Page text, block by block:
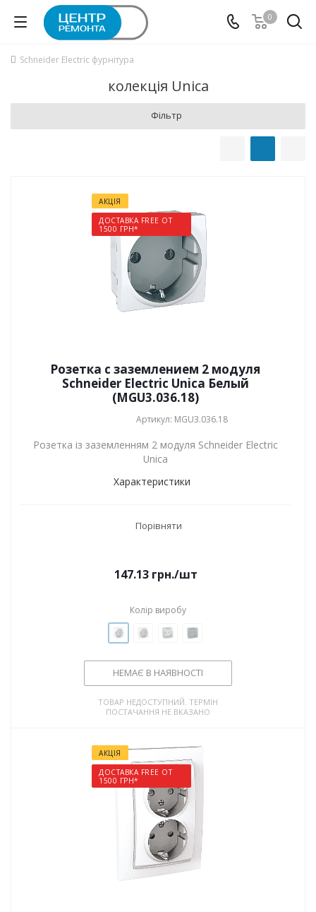
0
Schneider Electric фурнітура
колекція Unica
Фільтр
АКЦІЯ
ДОСТАВКА FREE ОТ
1500 ГРН*
Розетка с заземлением 2 модуля
Schneider Electric Unica Белый
(MGU3.036.18)
Артикул: MGU3.036.18
Розетка із заземленням 2 модуля Schneider Electric
Unica
Характеристики
Порівняти
147.13грн./шт
Колір виробу
НЕМАЄ В НАЯВНОСТІ
ТОВАР НЕДОСТУПНИЙ. ТЕРМІН
ПОСТАЧАННЯ НЕ ВКАЗАНО
АКЦІЯ
ДОСТАВКА FREE ОТ
1500 ГРН*